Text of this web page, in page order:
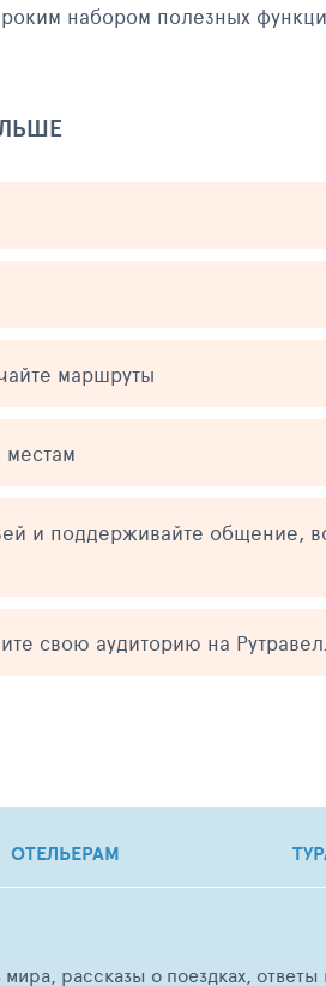
набором полезных
маршруты
и поддерживайте общение,
свою аудиторию на
ОТЕЛЬЕРАМ
мира, рассказы о поездках,